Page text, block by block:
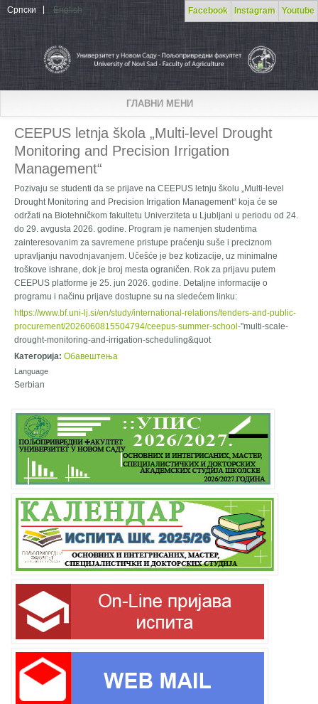
Skip to main content Facebook Instagram Youtube
Српски English
ГЛАВНИ МЕНИ
CEEPUS letnja škola „Multi-level Drought
Monitoring and Precision Irrigation
Management“
Pozivaju se studenti da se prijave na CEEPUS letnju školu „Multi-level
Drought Monitoring and Precision Irrigation Management“ koja će se
održati na Biotehničkom fakultetu Univerziteta u Ljubljani u periodu od 24.
do 29. avgusta 2026. godine. Program je namenjen studentima
zainteresovanim za savremene pristupe praćenju suše i preciznom
upravljanju navodnjavanjem. Učešće je bez kotizacije, uz minimalne
troškove ishrane, dok je broj mesta ograničen. Rok za prijavu putem
CEEPUS platforme je 25. jun 2026. godine. Detaljne informacije o
programu i načinu prijave dostupne su na sledećem linku:
https://www.bf.uni-lj.si/en/study/international-relations/tenders-and-public-
procurement/2026060815504794/ceepus-summer-school-"multi-scale-
drought-monitoring-and-irrigation-scheduling&quot
Категорија: Обавештења
Language
Serbian